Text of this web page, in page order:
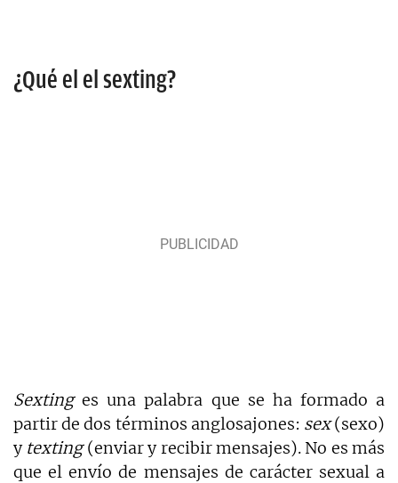
¿Qué el el sexting?
Sextinges una palabra que se ha formado a
partir de dos términos anglosajones: sex(sexo)
y texting(enviar y recibir mensajes). No es más
que el envío de mensajes de carácter sexual a